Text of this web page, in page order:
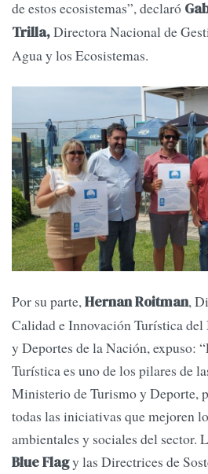
de estos ecosistemas”, declaró
Trilla,Directora Nacional de
Agua y los Ecosistemas.
Por su parte,Hernan Roitman,
Calidad e Innovación Turística
y Deportes de la Nación, expuso:
Turística es uno de los pilares de
Ministerio de Turismo y Deporte,
todas las iniciativas que mejoren
ambientales y sociales del sector.
Blue Flagy las Directrices de